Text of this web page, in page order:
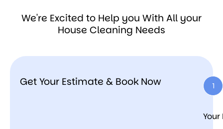
We're Excited to Help you With All your
House Cleaning Needs
Get Your Estimate & Book Now 1